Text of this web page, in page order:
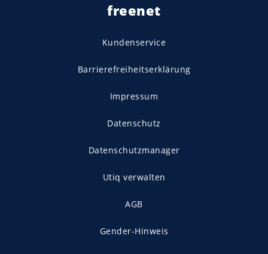
freenet
Kundenservice
Barrierefreiheitserklärung
Impressum
Datenschutz
Datenschutzmanager
Utiq verwalten
AGB
Gender-Hinweis